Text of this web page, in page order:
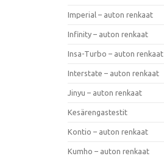
Imperial – auton renkaat
Infinity – auton renkaat
Insa-Turbo – auton renkaat
Interstate – auton renkaat
Jinyu – auton renkaat
Kesärengastestit
Kontio – auton renkaat
Kumho – auton renkaat